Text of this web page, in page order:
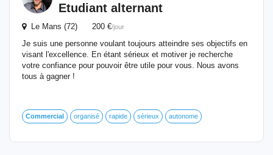
Etudiant alternant
Le Mans (72) 200 €/jour
Je suis une personne voulant toujours atteindre ses objectifs en
visant l'excellence. En étant sérieux et motiver je recherche
votre confiance pour pouvoir être utile pour vous. Nous avons
tous à gagner !
Commercial organisé rapide sèrieux autonome